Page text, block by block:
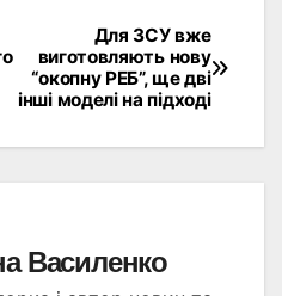
Для ЗСУ вже
виготовляють нову
“окопну РЕБ”, ще дві
інші моделі на підході
Василенко